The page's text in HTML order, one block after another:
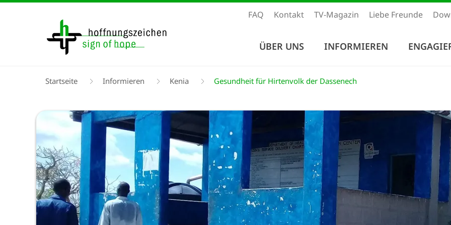
FAQ Kontakt TV-Magazin Liebe Freunde
ÜBER UNS INFORMIEREN
Pfadnavigation
Startseite Informieren Kenia Gesundheit für Hirtenvolk der Dassenech